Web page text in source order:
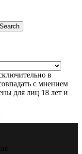
Search
в
с мнением
для лиц 18 лет и